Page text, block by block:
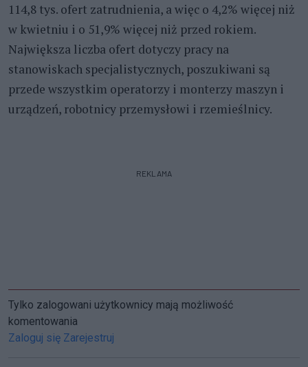
114,8 tys. ofert zatrudnienia, a więc o 4,2% więcej niż
w kwietniu i o 51,9% więcej niż przed rokiem.
Największa liczba ofert dotyczy pracy na
stanowiskach specjalistycznych, poszukiwani są
przede wszystkim operatorzy i monterzy maszyn i
urządzeń, robotnicy przemysłowi i rzemieślnicy.
REKLAMA
Tylko zalogowani użytkownicy mają możliwość
komentowania
Zaloguj się Zarejestruj